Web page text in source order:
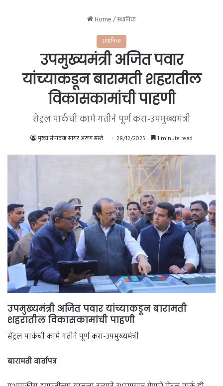
Home/स्थानिक
स्थानिक
उपमुख्यमंत्री अजित पवार
यांच्याकडून बारामती शहरातील
विकासकामांची पाहणी
सेंट्रल पार्कची कामे गतीने पूर्ण करा-उपमुख्यमंत्री
मुख्य संपादक सागर अरुण सस्ते 28/12/2025 1 minute read
उपमुख्यमंत्री अजित पवार यांच्याकडून बारामती
शहरातील विकासकामांची पाहणी
सेंट्रल पार्कची कामे गतीने पूर्ण करा-उपमुख्यमंत्री
बारामती वार्तापत्र